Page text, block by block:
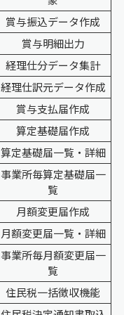
賞与振込データ作成
賞与明細出力
経理仕分データ集計
経理仕訳元データ作成
賞与支払届作成
算定基礎届作成
算定基礎届一覧・詳細
事業所毎算定基礎届一
覧
月額変更届作成
月額変更届一覧・詳細
事業所毎月額変更届一
覧
住民税一括徴収機能